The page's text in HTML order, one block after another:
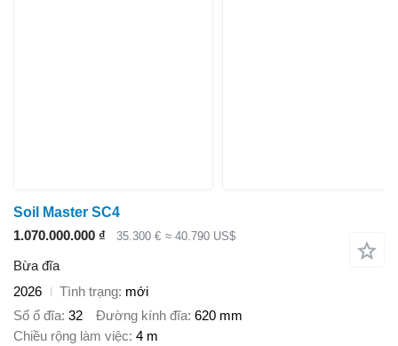
Soil Master SC4
1.070.000.000 ₫
35.300 € ≈ 40.790 US$
Bừa đĩa
2026
Tình trạng mới
Số ổ đĩa 32 Đường kính đĩa 620 mm
Chiều rộng làm việc 4 m